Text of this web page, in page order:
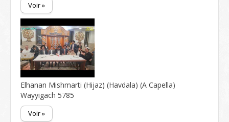
Voir »
Elhanan Mishmarti (Hijaz) (Havdala) (A Capella)
Wayyigach 5785
Voir »